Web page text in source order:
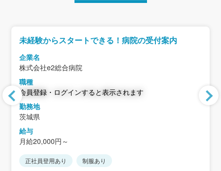
未経験からスタートできる！病院の受付案内
企業名
株式会社e2総合病院
職種
会員登録・ログインすると表示されます
勤務地
茨城県
給与
月給20,000円～
正社員登用あり 制服あり